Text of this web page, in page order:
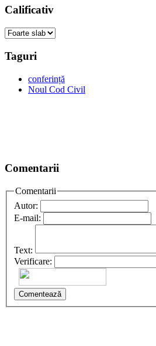
Calificativ
Taguri
conferință
Noul Cod Civil
Comentarii
Comentarii
Autor:
E-mail:
Text:
Verificare:
Comentează